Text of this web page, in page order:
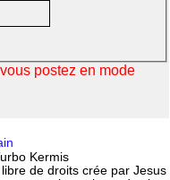
postez en mode
Kermis
de droits crée par Jesus